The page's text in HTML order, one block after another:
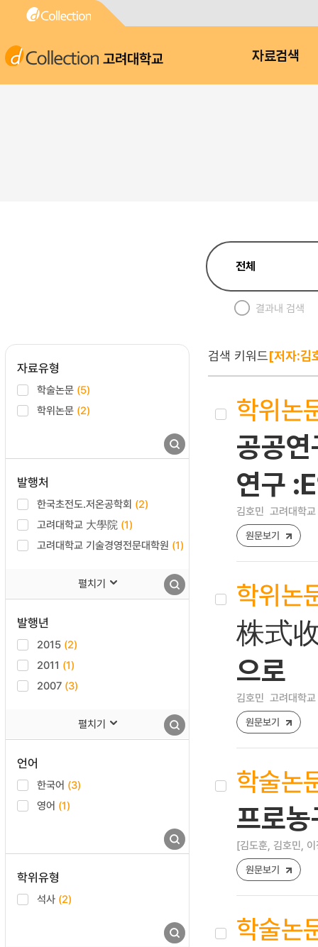
고려대학교 자료검색
결과내 검색
자료유형
학술논문 (5)
학위논문 (2)
발행처
한국초전도.저온공학회 (2)
고려대학교 大學院 (1)
고려대학교 기술경영전문대학원 (1)
펼치기
발행년
2015 (2)
2011 (1)
2007 (3)
펼치기
언어
한국어 (3)
영어 (1)
학위유형
석사 (2)
검색 키워드[저자:김
학위논
공공
연구
김호민 고려대학
원문보기
학위논
株式
으로
김호민 고려대학
원문보기
학술논
프로
[김도훈, 김호민,
원문보기
학술논